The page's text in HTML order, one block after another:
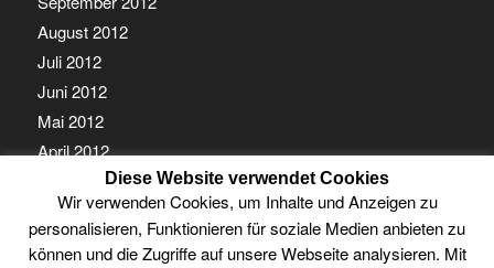
August 2012
Juli 2012
Juni 2012
Mai 2012
April 2012
März 2012
Februar 2012
Januar 2012
Diese Website verwendet Cookies
Wir verwenden Cookies, um Inhalte und Anzeigen zu
personalisieren, Funktionieren für soziale Medien anbieten zu
können und die Zugriffe auf unsere Webseite analysieren. Mit